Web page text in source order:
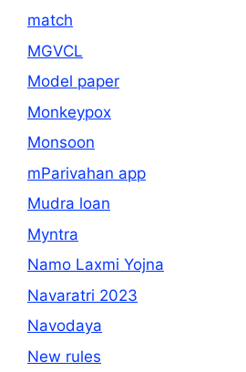
match
MGVCL
Model paper
Monkeypox
Monsoon
mParivahan app
Mudra loan
Myntra
Namo Laxmi Yojna
Navaratri 2023
Navodaya
New rules